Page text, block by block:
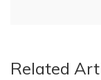
Related